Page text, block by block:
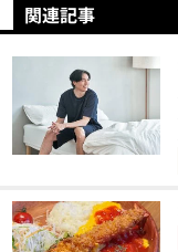
関連記事